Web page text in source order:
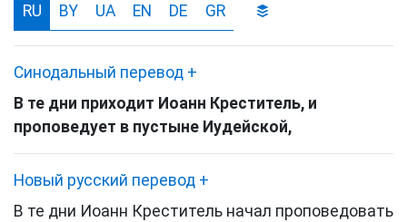
RU BY UA EN DE GR
Синодальный перевод +
В те дни приходит Иоанн Креститель, и
проповедует в пустыне Иудейской,
Новый русский перевод +
В те дни Иоанн Креститель начал проповедовать